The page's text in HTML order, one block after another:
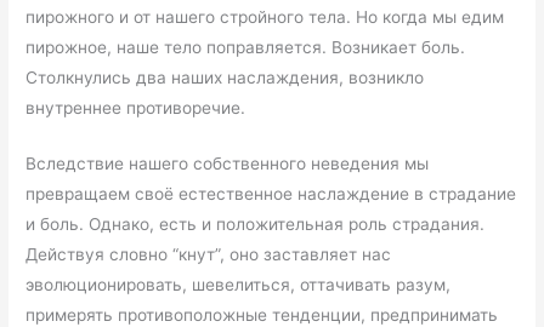
пирожного и от нашего стройного тела. Но когда мы едим
пирожное, наше тело поправляется. Возникает боль.
Столкнулись два наших наслаждения, возникло
внутреннее противоречие.
Вследствие нашего собственного неведения мы
превращаем своё естественное наслаждение в страдание
и боль. Однако, есть и положительная роль страдания.
Действуя словно “кнут”, оно заставляет нас
эволюционировать, шевелиться, оттачивать разум,
примерять противоположные тенденции, предпринимать